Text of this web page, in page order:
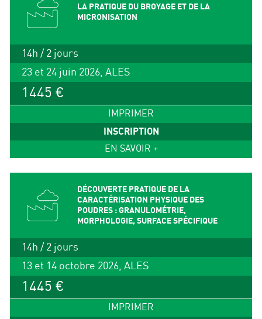
LA PRATIQUE DU BROYAGE ET DE LA
MICRONISATION
14h / 2 jours
23 et 24 juin 2026, ALES
1445 €
IMPRIMER
INSCRIPTION
EN SAVOIR +
DÉCOUVERTE PRATIQUE DE LA
CARACTÉRISATION PHYSIQUE DES
POUDRES : GRANULOMÉTRIE,
MORPHOLOGIE, SURFACE SPÉCIFIQUE
14h / 2 jours
13 et 14 octobre 2026, ALES
1445 €
IMPRIMER